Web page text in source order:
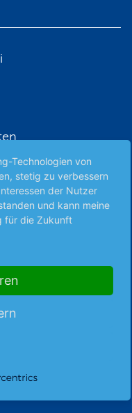
Technologien von
stetig zu verbessern
der Nutzer
und kann meine
für die Zukunft